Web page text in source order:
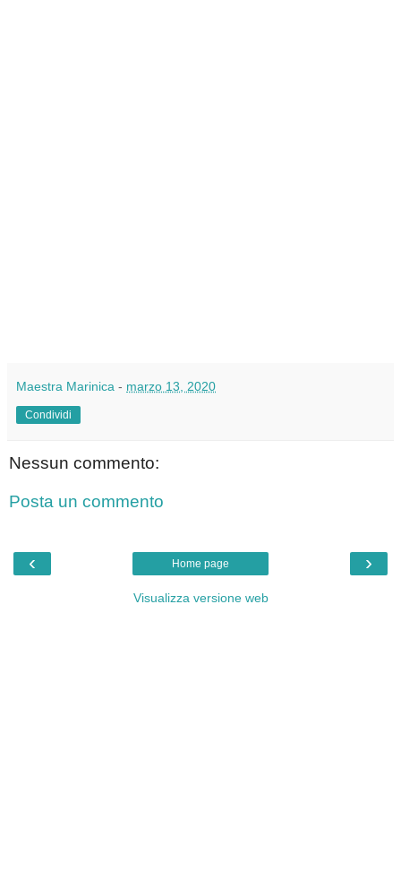
Maestra Marinica - marzo 13, 2020
Condividi
Nessun commento:
Posta un commento
‹ ›
Home page
Visualizza versione web